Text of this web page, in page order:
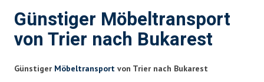
Günstiger Möbeltransport
von Trier nach Bukarest
Günstiger Möbeltransport von Trier nach Bukarest